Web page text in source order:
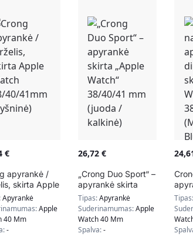
€
apyrankė /
skirta Apple
38/40/41mm
Apyrankė
Apple
40 Mm
-
26,72 €
„Crong Duo Sport“ –
apyrankė skirta
„Apple Watch“
38/40/41 mm (juoda
/ kalkinė)
Tipas:Apyrankė
Suderinamumas:Apple
Watch 40 Mm
Spalva:-
38/
Tipas: